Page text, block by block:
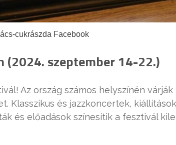
cukrászda Facebook
(2024. szeptember 14-22.)
Az ország számos helyszínén várják
Klasszikus és jazzkoncertek,
és előadások színesítik a fesztivál